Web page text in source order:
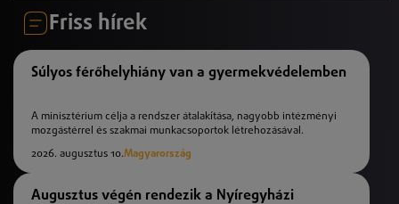
Friss hírek
Súlyos férőhelyhiány van a gyermekvédelemben
A minisztérium célja a rendszer átalakítása, nagyobb intézményi
mozgástérrel és szakmai munkacsoportok létrehozásával.
2026. augusztus 10.Magyarország
Augusztus végén rendezik a Nyíregyházi